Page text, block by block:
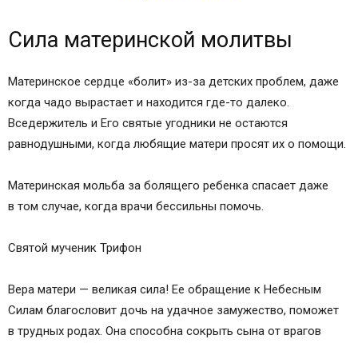
Сила материнской молитвы
Материнское сердце «болит» из-за детских проблем, даже
когда чадо вырастает и находится где-то далеко.
Вседержитель и Его святые угодники не остаются
равнодушными, когда любящие матери просят их о помощи.
Материнская мольба за болящего ребенка спасает даже
в том случае, когда врачи бессильны помочь.
Святой мученик Трифон
Вера матери — великая сила! Ее обращение к Небесным
Силам благословит дочь на удачное замужество, поможет
в трудных родах. Она способна сокрыть сына от врагов